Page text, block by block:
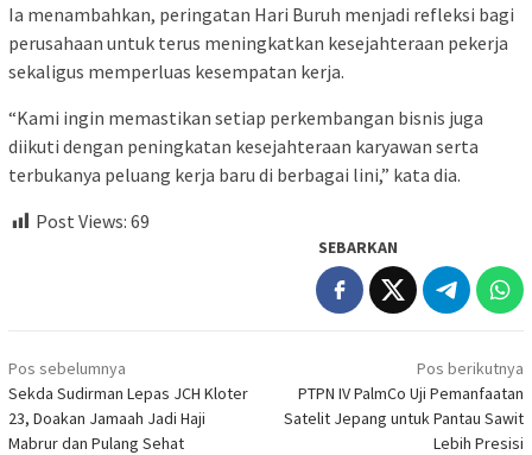
Ia menambahkan, peringatan Hari Buruh menjadi refleksi bagi
perusahaan untuk terus meningkatkan kesejahteraan pekerja
sekaligus memperluas kesempatan kerja.
“Kami ingin memastikan setiap perkembangan bisnis juga
diikuti dengan peningkatan kesejahteraan karyawan serta
terbukanya peluang kerja baru di berbagai lini,” kata dia.
Post Views: 69
SEBARKAN
Navigasi
pos
Pos sebelumnya
Sekda Sudirman Lepas JCH Kloter
23, Doakan Jamaah Jadi Haji
Mabrur dan Pulang Sehat
Pos berikutnya
PTPN IV PalmCo Uji Pemanfaatan
Satelit Jepang untuk Pantau Sawit
Lebih Presisi